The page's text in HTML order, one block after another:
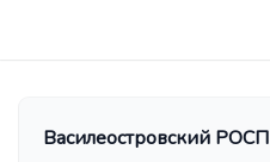
Василеостровский РОСП